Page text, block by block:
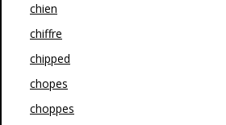
chien
chiffre
chipped
chopes
choppes